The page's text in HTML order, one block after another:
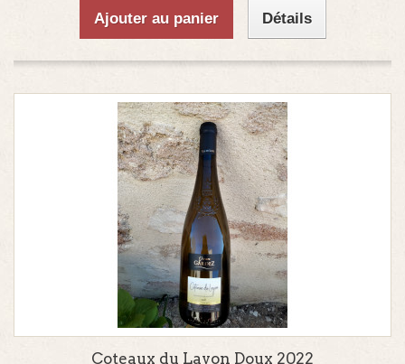
Ajouter au panier Détails
Coteaux du Layon Doux 2022